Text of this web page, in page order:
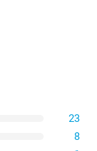
23
8